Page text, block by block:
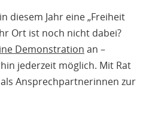
diesem Jahr eine „Freiheit
Ort ist noch nicht dabei?
Demonstration an –
jederzeit möglich. Mit Rat
Ansprechpartnerinnen zur